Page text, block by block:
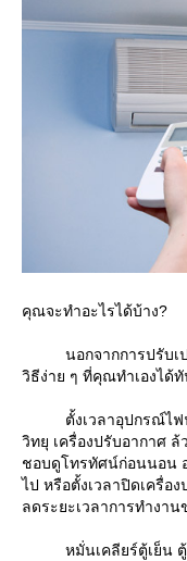
คุณจะทำอะไรได้บ้าง?
นอกจากการปรับเป
วิธีง่าย ๆ ที่คุณทำเองได้
ตั้งเวลาอุปกรณ์ไฟฟ้า
วิทยุ เครื่องปรับอากาศ
ชอบดูโทรทัศน์ก่อนนอน
ไป หรือตั้งเวลาปิดเครื่อ
ลดระยะเวลาการทำงาน
หมั่นเคลียร์ตู้เย็น ตู้เ